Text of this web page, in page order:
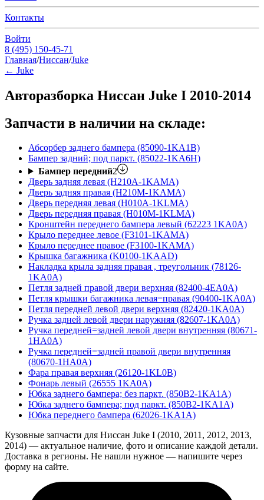
Контакты
Войти
8 (495) 150-45-71
Главная/Ниссан/Juke
← Juke
Авторазборка Ниссан Juke I 2010-2014
Запчасти в наличии на складе:
Абсорбер заднего бампера (85090-1KA1B)
Бампер задний; под паркт. (85022-1KA6H)
Бампер передний2
Дверь задняя левая (H210A-1KAMA)
Дверь задняя правая (H210M-1KAMA)
Дверь передняя левая (H010A-1KLMA)
Дверь передняя правая (H010M-1KLMA)
Кронштейн переднего бампера левый (62223 1KA0A)
Крыло переднее левое (F3101-1KAMA)
Крыло переднее правое (F3100-1KAMA)
Крышка багажника (K0100-1KAAD)
Накладка крыла задняя правая , треугольник (78126-
1KA0A)
Петля задней правой двери верхняя (82400-4EA0A)
Петля крышки багажника левая=правая (90400-1KA0A)
Петля передней левой двери верхняя (82420-1KA0A)
Ручка задней левой двери наружняя (82607-1KA0A)
Ручка передней=задней левой двери внутренняя (80671-
1HA0A)
Ручка передней=задней правой двери внутренняя
(80670-1HA0A)
Фара правая верхняя (26120-1KL0B)
Фонарь левый (26555 1KA0A)
Юбка заднего бампера; без паркт. (850B2-1KA1A)
Юбка заднего бампера; под паркт. (850B2-1KA1A)
Юбка переднего бампера (62026-1KA1A)
Кузовные запчасти для Ниссан Juke I (2010, 2011, 2012, 2013,
2014) — актуальное наличие, фото и описание каждой детали.
Доставка в регионы. Не нашли нужное — напишите через
форму на сайте.